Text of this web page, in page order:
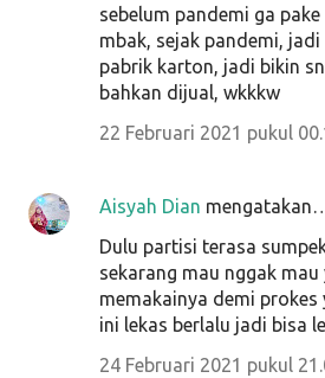
sebelum pandemi ga
mbak, sejak pandemi,
pabrik karton, jadi bikin
bahkan dijual, wkkkw
22 Februari 2021 pukul
Aisyah Dian
Dulu partisi terasa
sekarang mau nggak mau
memakainya demi prokes
ini lekas berlalu jadi bisa
24 Februari 2021 pukul